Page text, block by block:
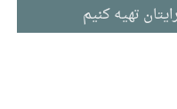
تهیه کنیم